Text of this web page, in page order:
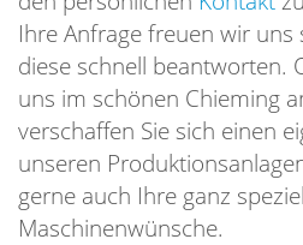
Ihre Anfrage freuen wir
diese schnell beantworten.
uns im schönen Chieming
verschaffen Sie sich einen
unseren
gerne auch Ihre ganz
Maschinenwünsche.